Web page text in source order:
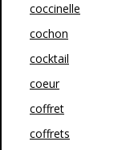
coccinelle
cochon
cocktail
coeur
coffret
coffrets